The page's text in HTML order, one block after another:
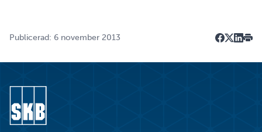
Publicerad: 6 november 2013